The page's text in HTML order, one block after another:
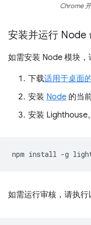
Chrome
安装并运行 Node
如需安装 Node 模块，
下载适用于桌面
安装 Node 的当
安装 Lighthouse。
npm install -g
如需运行审核，请执行